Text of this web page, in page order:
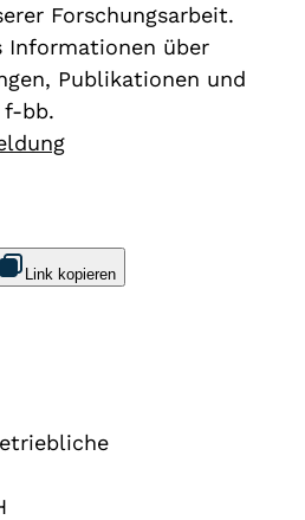
Forschungsarbeit.
Informationen über
Publikationen und
f-bb.
Link kopieren